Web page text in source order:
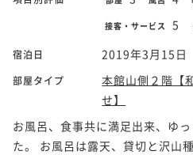
接客・サービス 5
宿泊日 2019年3月15日
部屋タイプ
本館山側２階【
せ】
お風呂、食事共に満足出来、ゆ
た。 お風呂は露天、貸切と沢山